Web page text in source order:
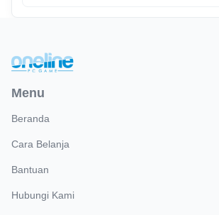
Menu
Beranda
Cara Belanja
Bantuan
Hubungi Kami